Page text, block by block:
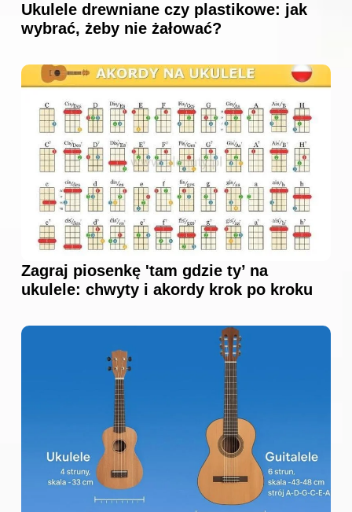
Ukulele drewniane czy plastikowe: jak
wybrać, żeby nie żałować?
Zagraj piosenkę 'tam gdzie ty’ na
ukulele: chwyty i akordy krok po kroku